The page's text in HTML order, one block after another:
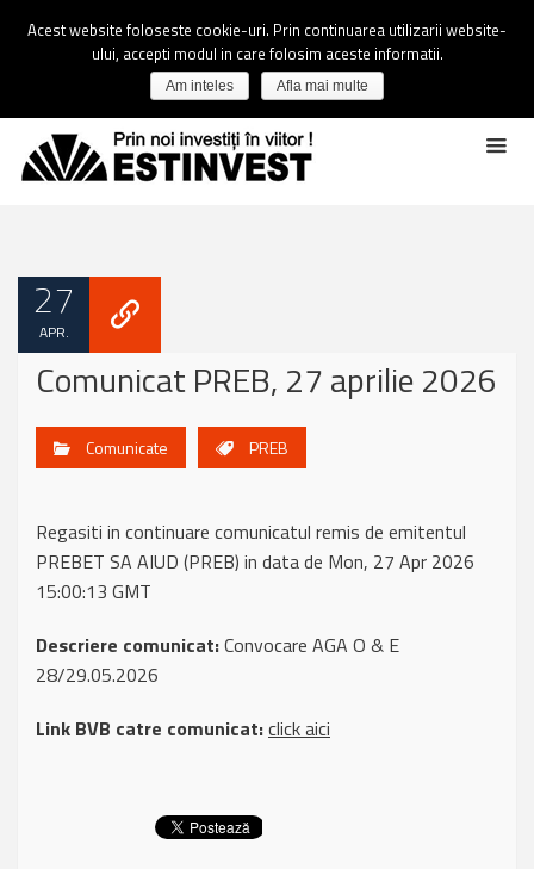
27
APR.
Comunicat PREB, 27 aprilie 2026
Comunicate PREB
Regasiti in continuare comunicatul remis de emitentul
PREBET SA AIUD (PREB) in data de Mon, 27 Apr 2026
15:00:13 GMT
Descriere comunicat:Convocare AGA O & E
28/29.05.2026
Link BVB catre comunicat:click aici
Acest website foloseste cookie-uri. Prin continuarea utilizarii website-
ului, accepti modul in care folosim aceste informatii.
Am inteles Afla mai multe